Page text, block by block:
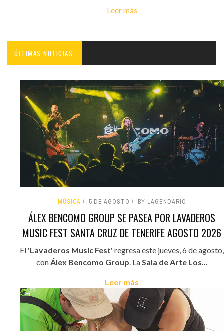
Leer más
ÚLTIMAS NOTICIAS'
MÚSICA 5 DE AGOSTO BY LAGENDARIO
ÁLEX BENCOMO GROUP SE PASEA POR LAVADEROS
MUSIC FEST SANTA CRUZ DE TENERIFE AGOSTO 2026
El 'Lavaderos Music Fest' regresa este jueves, 6 de agosto,
conÁlex Bencomo Group. LaSala de Arte Los...
Leer más